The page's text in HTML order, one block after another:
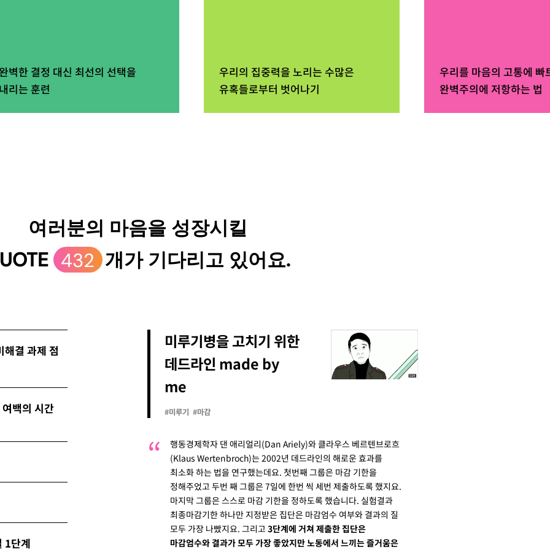
벽한 결정 대신 최선의 선택을
리는 훈련
우리의 집중력을 노리는 수많은
유혹들로부터 벗어나기
우리를 마음의 고통에 빠
완벽주의에 저항하는 법
여러분의 마음을 성장시킬
432 개가 기다리고 있어요.
해결 과제 점
백의 시간
1단계
미루기병을 고치기 위한
데드라인 made by
me
#미루기 #마감
행동경제학자 댄 애리얼리(Dan Ariely)와 클라우스 베르텐브로흐
(Klaus Wertenbroch)는 2002년 데드라인의 해로운 효과를
최소화 하는 법을 연구했는데요. 첫번째 그룹은 마감 기한을
정해주었고 두번 째 그룹은 7일에 한번 씩 세번 제출하도록 했지요.
마지막 그룹은 스스로 마감 기한을 정하도록 했습니다. 실험결과
최종마감기한 하나만 지정받은 집단은 마감엄수 여부와 결과의 질
모두 가장 나빴지요. 그리고 3단계에 거쳐 제출한 집단은
마감엄수와 결과가 모두 가장 좋았지만 노동에서 느끼는 즐거움은